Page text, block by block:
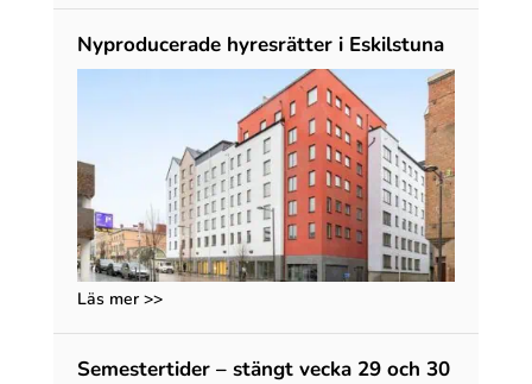
Nyproducerade hyresrätter i Eskilstuna
Läs mer >>
Semestertider – stängt vecka 29 och 30